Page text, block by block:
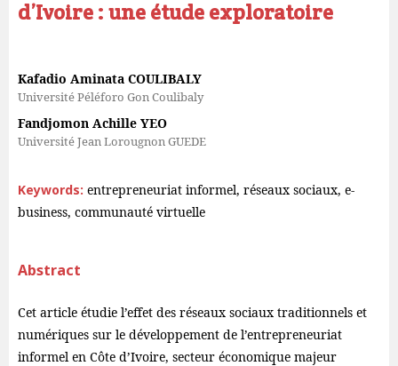
d’Ivoire : une étude exploratoire
Kafadio Aminata COULIBALY
Université Péléforo Gon Coulibaly
Fandjomon Achille YEO
Université Jean Lorougnon GUEDE
Keywords: entrepreneuriat informel, réseaux sociaux, e-
business, communauté virtuelle
Abstract
Cet article étudie l’effet des réseaux sociaux traditionnels et
numériques sur le développement de l’entrepreneuriat
informel en Côte d’Ivoire, secteur économique majeur